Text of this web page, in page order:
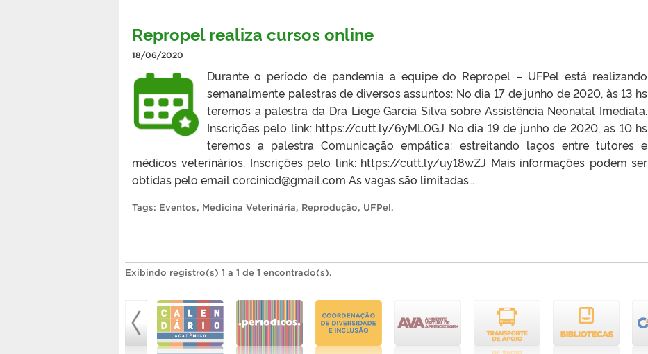
Repropel realiza cursos online
18/06/2020
Durante o período de pandemia a equipe do Repropel – UFPel está realizando
semanalmente palestras de diversos assuntos: No dia 17 de junho de 2020, às 13 hs
teremos a palestra da Dra Liege Garcia Silva sobre Assistência Neonatal Imediata.
Inscrições pelo link: https://cutt.ly/6yML0GJ No dia 19 de junho de 2020, as 10 hs
teremos a palestra Comunicação empática: estreitando laços entre tutores e
médicos veterinários. Inscrições pelo link: https://cutt.ly/uy18wZJ Mais informações podem ser
obtidas pelo email corcinicd@gmail.com As vagas são limitadas…
Tags: Eventos, Medicina Veterinária, Reprodução, UFPel.
Exibindo registro(s) 1 a 1 de 1 encontrado(s).